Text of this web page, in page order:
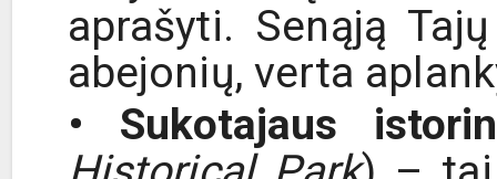
aprašyti. Senąją
abejonių, verta
• Sukotajaus